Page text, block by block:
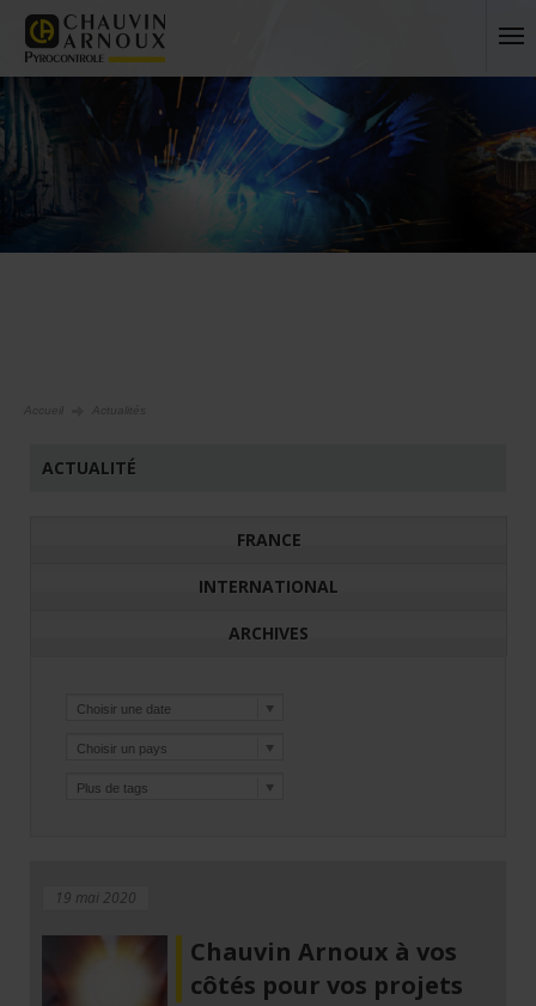
Actualités
ACTUALITÉ
FRANCE
INTERNATIONAL
ARCHIVES
19 mai 2020
Chauvin Arnoux à vos
côtés pour vos projets